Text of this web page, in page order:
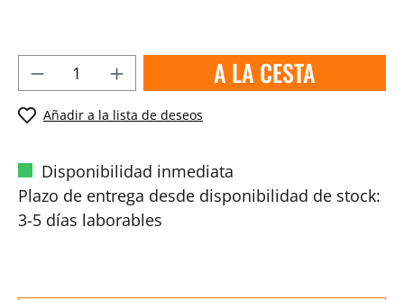
A LA CESTA
Añadir a la lista de deseos
Disponibilidad inmediata
Plazo de entrega desde disponibilidad de stock:
3-5 días laborables